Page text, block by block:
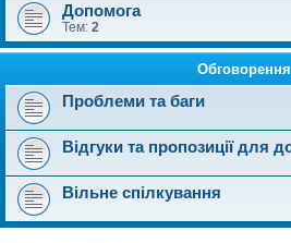
Допомога
Тем: 2
Обговорення
Проблеми та баги
Відгуки та пропозиції для
Вільне спілкування